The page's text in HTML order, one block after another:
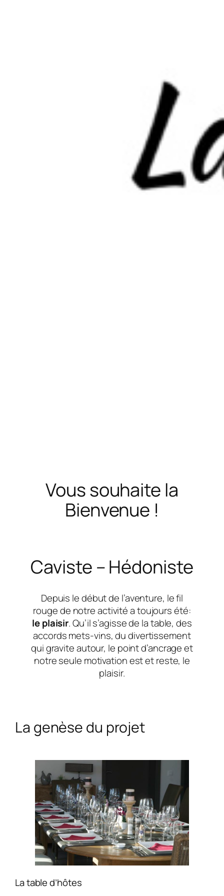
Vous souhaite la
Bienvenue !
Caviste – Hédoniste
Depuis le début de l’aventure, le fil
rouge de notre activité a toujours été:
le plaisir. Qu’il s’agisse de la table, des
accords mets-vins, du divertissement
qui gravite autour, le point d’ancrage et
notre seule motivation est et reste, le
plaisir.
La genèse du projet
La table d’hôtes